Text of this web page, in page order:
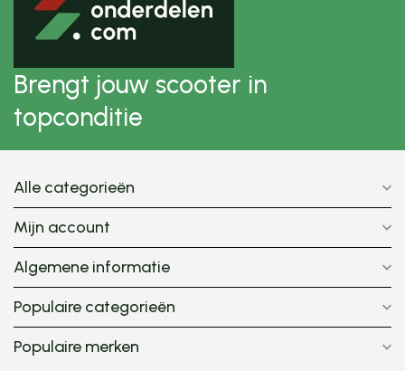
Brengt jouw scooter in
topconditie
Alle categorieën
Mijn account
Algemene informatie
Populaire categorieën
Populaire merken